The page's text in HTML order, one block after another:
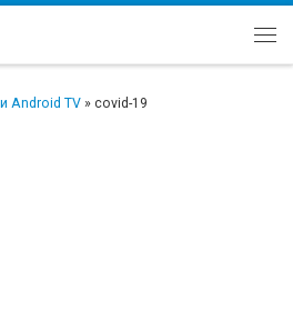
Android TV » covid-19